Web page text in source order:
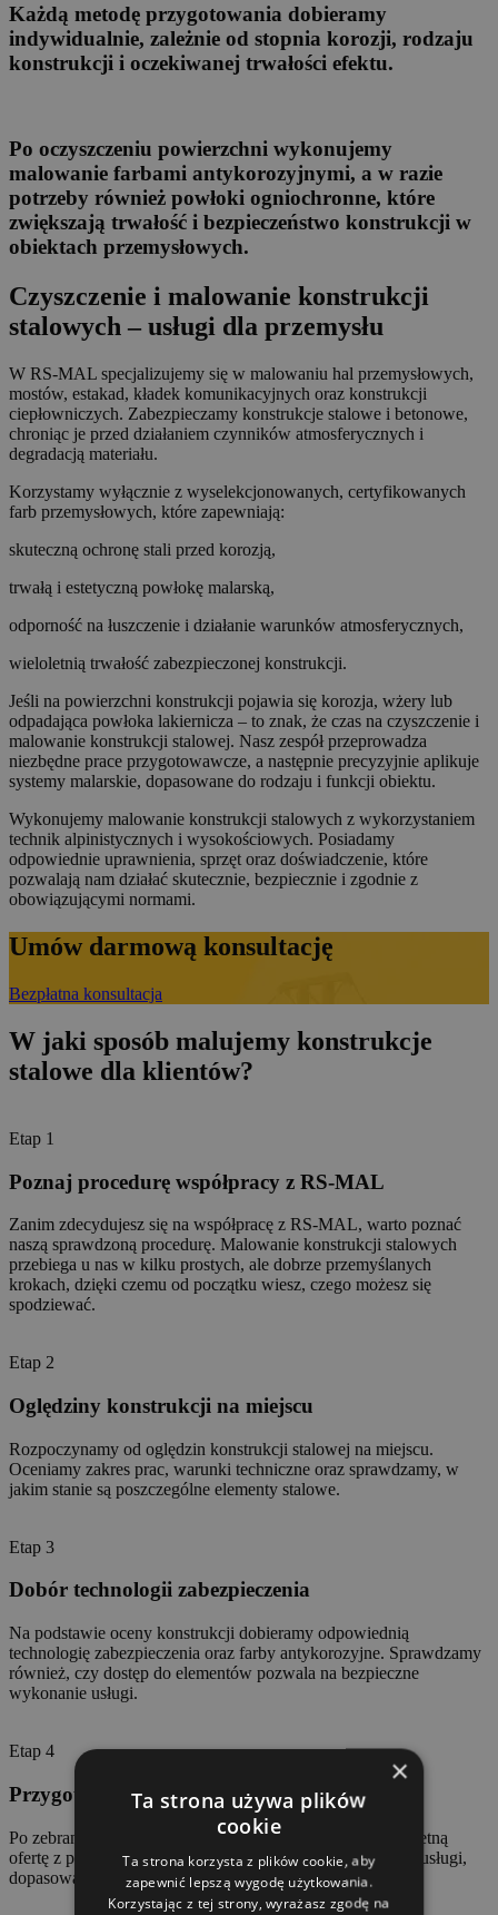
Każdą metodę przygotowania dobieramy
indywidualnie, zależnie od stopnia korozji, rodzaju
konstrukcji i oczekiwanej trwałości efektu.
Po oczyszczeniu powierzchni wykonujemy
malowanie farbami antykorozyjnymi, a w razie
potrzeby również powłoki ogniochronne, które
zwiększają trwałość i bezpieczeństwo konstrukcji w
obiektach przemysłowych.
Czyszczenie i malowanie konstrukcji
stalowych – usługi dla przemysłu
W RS-MAL specjalizujemy się w malowaniu hal przemysłowych,
mostów, estakad, kładek komunikacyjnych oraz konstrukcji
ciepłowniczych. Zabezpieczamy konstrukcje stalowe i betonowe,
chroniąc je przed działaniem czynników atmosferycznych i
degradacją materiału.
Korzystamy wyłącznie z wyselekcjonowanych, certyfikowanych
farb przemysłowych, które zapewniają:
skuteczną ochronę stali przed korozją,
trwałą i estetyczną powłokę malarską,
odporność na łuszczenie i działanie warunków atmosferycznych,
wieloletnią trwałość zabezpieczonej konstrukcji.
Jeśli na powierzchni konstrukcji pojawia się korozja, wżery lub
odpadająca powłoka lakiernicza – to znak, że czas na czyszczenie i
malowanie konstrukcji stalowej. Nasz zespół przeprowadza
niezbędne prace przygotowawcze, a następnie precyzyjnie aplikuje
systemy malarskie, dopasowane do rodzaju i funkcji obiektu.
Wykonujemy malowanie konstrukcji stalowych z wykorzystaniem
technik alpinistycznych i wysokościowych. Posiadamy
odpowiednie uprawnienia, sprzęt oraz doświadczenie, które
pozwalają nam działać skutecznie, bezpiecznie i zgodnie z
obowiązującymi normami.
Umów darmową konsultację
Bezpłatna konsultacja
W jaki sposób malujemy konstrukcje
stalowe dla klientów?
Etap 1
Poznaj procedurę współpracy z RS-MAL
Zanim zdecydujesz się na współpracę z RS-MAL, warto poznać
naszą sprawdzoną procedurę. Malowanie konstrukcji stalowych
przebiega u nas w kilku prostych, ale dobrze przemyślanych
krokach, dzięki czemu od początku wiesz, czego możesz się
spodziewać.
Etap 2
Oględziny konstrukcji na miejscu
Rozpoczynamy od oględzin konstrukcji stalowej na miejscu.
Oceniamy zakres prac, warunki techniczne oraz sprawdzamy, w
jakim stanie są poszczególne elementy stalowe.
Etap 3
Dobór technologii zabezpieczenia
Na podstawie oceny konstrukcji dobieramy odpowiednią
technologię zabezpieczenia oraz farby antykorozyjne. Sprawdzamy
również, czy dostęp do elementów pozwala na bezpieczne
wykonanie usługi.
Etap 4
Przygotowanie oferty i wyceny
Po zebraniu wszystkich informacji przygotowujemy konkretną
ofertę z propozycją wykonania prac oraz wstępną wyceną usługi,
dopasowaną do zakresu realizacji.
×
Ta strona używa plików
cookie
Ta strona korzysta z plików cookie, aby
zapewnić lepszą wygodę użytkowania.
Korzystając z tej strony, wyrażasz zgodę na